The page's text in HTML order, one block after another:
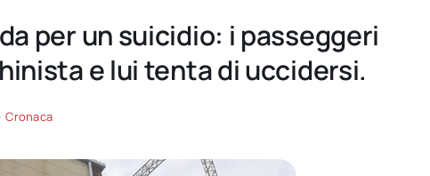
per un suicidio: i passeggeri
e lui tenta di uccidersi.
Cronaca